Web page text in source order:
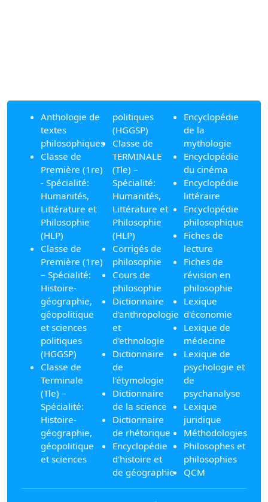
Anthologie de
textes
philosophiques
Classe de
Première (1re)
- Spécialité:
Humanités,
Littérature et
Philosophie
(HLP)
Classe de
Première (1re)
– Spécialité:
Histoire-
géographie,
géopolitique
et sciences
politiques
(HGGSP)
Classe de
Terminale
(Tle) –
Spécialité:
Histoire-
géographie,
géopolitique
et sciences
politiques
(HGGSP)
Classe de
TERMINALE
(Tle) –
Spécialité:
Humanités,
Littérature et
Philosophie
(HLP)
Corrigés de
philosophie
Cours de
philosophie
Dictionnaire
d'anthropologie
et
d'ethnologie
Dictionnaire
de
l'étymologie
Dictionnaire
de la science
Dictionnaire
de rhétorique
Encyclopédie
d'histoire et
de géographie
Encyclopédie
de la
mythologie
Encyclopédie
du cinéma
Encyclopédie
littéraire
Encyclopédie
philosophique
Fiches de
lecture
Fiches de
révision en
philosophie
Lexique
d'économie
Lexique de
médecine
Lexique de
psychologie et
de
psychanalyse
Lexique
juridique
Méthodologies
Philosophes et
philosophies
QCM